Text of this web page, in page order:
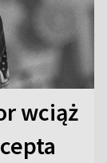
wciąż